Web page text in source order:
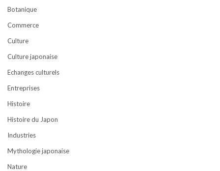
Botanique
Commerce
Culture
Culture japonaise
Echanges culturels
Entreprises
Histoire
Histoire du Japon
Industries
Mythologie japonaise
Nature